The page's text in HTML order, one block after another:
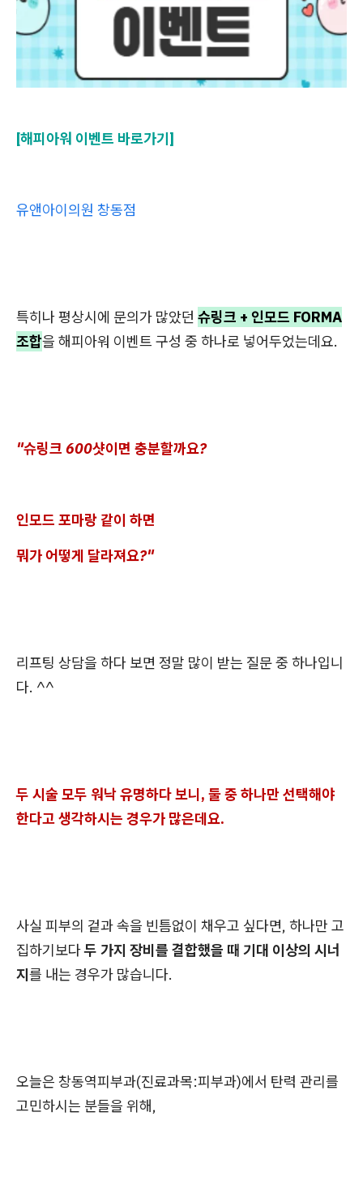
[해피아워 이벤트 바로가기]
유앤아이의원 창동점
특히나 평상시에 문의가 많았던 슈링크 + 인모드 FORMA
조합을 해피아워 이벤트 구성 중 하나로 넣어두었는데요.
"슈링크 600샷이면 충분할까요?
인모드 포마랑 같이 하면
뭐가 어떻게 달라져요?"
리프팅 상담을 하다 보면 정말 많이 받는 질문 중 하나입니
다. ^^
두 시술 모두 워낙 유명하다 보니, 둘 중 하나만 선택해야
한다고 생각하시는 경우가 많은데요.
사실 피부의 겉과 속을 빈틈없이 채우고 싶다면, 하나만 고
집하기보다두 가지 장비를 결합했을 때 기대 이상의 시너
지를 내는 경우가 많습니다.
오늘은 창동역피부과(진료과목:피부과)에서 탄력 관리를
고민하시는 분들을 위해,